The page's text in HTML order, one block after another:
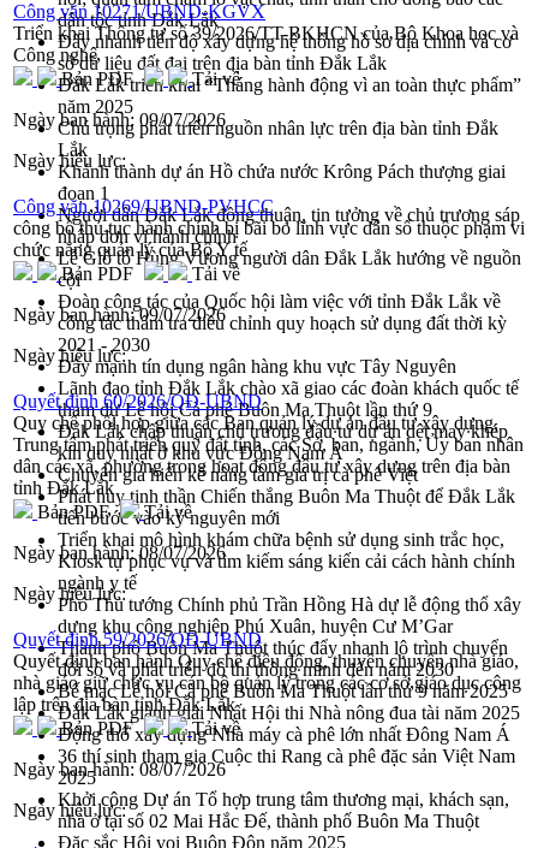
dân tộc tỉnh Đắk Lắk
Đẩy nhanh tiến độ xây dựng hệ thống hồ sơ địa chính và cơ
sở dữ liệu đất đai trên địa bàn tỉnh Đắk Lắk
Đắk Lắk triển khai “Tháng hành động vì an toàn thực phẩm”
năm 2025
Chú trọng phát triển nguồn nhân lực trên địa bàn tỉnh Đắk
Lắk
Khánh thành dự án Hồ chứa nước Krông Pách thượng giai
đoạn 1
Người dân Đắk Lắk đồng thuận, tin tưởng về chủ trương sáp
nhập đơn vị hành chính
Lễ Giỗ tổ Hùng Vương người dân Đắk Lắk hướng về nguồn
cội
Đoàn công tác của Quốc hội làm việc với tỉnh Đắk Lắk về
công tác thẩm tra điều chỉnh quy hoạch sử dụng đất thời kỳ
2021 - 2030
Đẩy mạnh tín dụng ngân hàng khu vực Tây Nguyên
Lãnh đạo tỉnh Đắk Lắk chào xã giao các đoàn khách quốc tế
tham dự Lễ hội Cà phê Buôn Ma Thuột lần thứ 9
Đắk Lắk chấp thuận chủ trương đầu tư dự án dệt may khép
kín duy nhất ở khu vực Đông Nam Á
Chuyên gia hiến kế nâng tầm giá trị cà phê Việt
Phát huy tinh thần Chiến thắng Buôn Ma Thuột để Đắk Lắk
tiến bước vào kỷ nguyên mới
Triển khai mô hình khám chữa bệnh sử dụng sinh trắc học,
Kiosk tự phục vụ và tìm kiếm sáng kiến cải cách hành chính
ngành y tế
Phó Thủ tướng Chính phủ Trần Hồng Hà dự lễ động thổ xây
dựng khu công nghiệp Phú Xuân, huyện Cư M’Gar
Thành phố Buôn Ma Thuột thúc đẩy nhanh lộ trình chuyển
đổi số và phát triển đô thị thông minh đến năm 2030
Bế mạc Lễ hội Cà phê Buôn Ma Thuột lần thứ 9 năm 2025
Đắk Lắk giành giải Nhất Hội thi Nhà nông đua tài năm 2025
Động thổ xây dựng Nhà máy cà phê lớn nhất Đông Nam Á
36 thí sinh tham gia Cuộc thi Rang cà phê đặc sản Việt Nam
2025
Khởi công Dự án Tổ hợp trung tâm thương mại, khách sạn,
nhà ở tại số 02 Mai Hắc Đế, thành phố Buôn Ma Thuột
Đặc sắc Hội voi Buôn Đôn năm 2025
Công văn 10271/UBND-KGVX
Triển khai Thông tư số 39/2026/TT-BKHCN của Bộ Khoa học và
Công nghệ
Bản PDF
Tải về
Ngày ban hành: 09/07/2026
Ngày hiệu lực:
Công văn 10269/UBND-PVHCC
công bố thủ tục hành chính bị bãi bỏ lĩnh vực dân số thuộc phạm vi
chức năng quản lý của Bộ Y tế
Bản PDF
Tải về
Ngày ban hành:09/07/2026
Ngày hiệu lực:
Quyết định 60/2026/QĐ-UBND
Quy chế phối hợp giữa các Ban quản lý dự án đầu tư xây dựng,
Trung tâm phát triển quỹ đất tỉnh, các Sở, ban, ngành, Ủy ban nhân
dân các xã, phường trong hoạt động đầu tư xây dựng trên địa bàn
tỉnh Đắk Lắk
Bản PDF
Tải về
Ngày ban hành:08/07/2026
Ngày hiệu lực:
Quyết định 59/2026/QĐ-UBND
Quyết định ban hành Quy chế điều động, thuyên chuyển nhà giáo,
nhà giáo giữ chức vụ cán bộ quản lý trong các cơ sở giáo dục công
lập trên địa bàn tỉnh Đắk Lắk
Bản PDF
Tải về
Ngày ban hành:08/07/2026
Ngày hiệu lực: